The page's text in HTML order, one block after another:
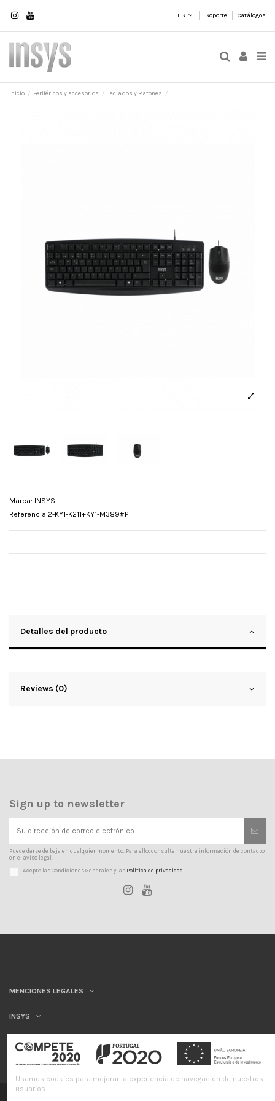
ES Soporte Catálogos
Inicio Periféricos y accesorios Teclados y Ratones
Marca: INSYS
Referencia 2-KY1-K211+KY1-M389#PT
Detalles del producto
Reviews (0)
Sign up to newsletter
Puede darse de baja en cualquier momento. Para ello, consulte nuestra información de contacto
en el aviso legal.
Acepto las Condiciones Generales y las Política de privacidad
MENCIONES LEGALES
INSYS
Usamos cookies para mejorar la experiencia de navegación de nuestros
usuarios.